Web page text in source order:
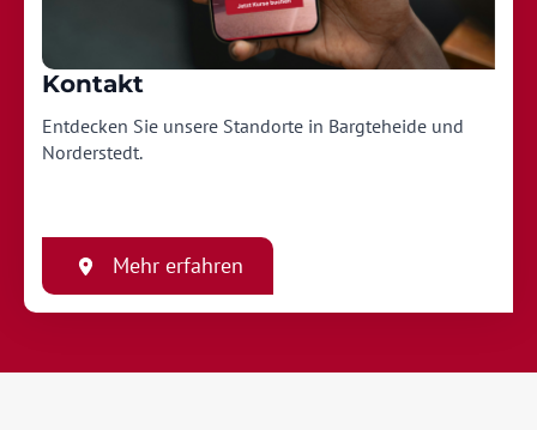
Kontakt
Entdecken Sie unsere Standorte in Bargteheide und
Norderstedt.
Mehr erfahren